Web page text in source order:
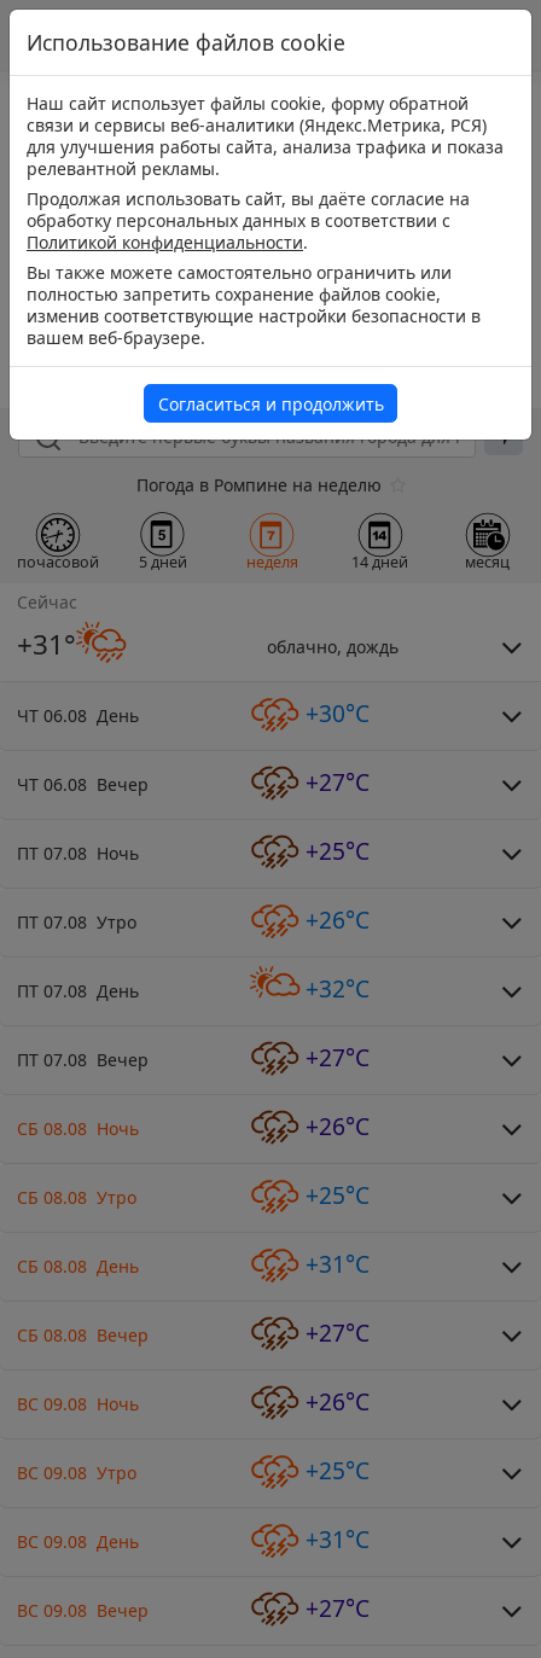
Погода в Ромпине на неделю
почасовой 5 дней неделя 14 дней месяц
Сейчас
+31° облачно, дождь
ЧТ 06.08 День +30°C
ЧТ 06.08 Вечер +27°C
ПТ 07.08 Ночь +25°C
ПТ 07.08 Утро +26°C
ПТ 07.08 День +32°C
ПТ 07.08 Вечер +27°C
СБ 08.08 Ночь +26°C
СБ 08.08 Утро +25°C
СБ 08.08 День +31°C
СБ 08.08 Вечер +27°C
ВС 09.08 Ночь +26°C
ВС 09.08 Утро +25°C
ВС 09.08 День +31°C
ВС 09.08 Вечер +27°C
Использование файлов cookie
Наш сайт использует файлы cookie, форму обратной
связи и сервисы веб-аналитики (Яндекс.Метрика, РСЯ)
для улучшения работы сайта, анализа трафика и показа
релевантной рекламы.
Продолжая использовать сайт, вы даёте согласие на
обработку персональных данных в соответствии с
Политикой конфиденциальности.
Вы также можете самостоятельно ограничить или
полностью запретить сохранение файлов cookie,
изменив соответствующие настройки безопасности в
вашем веб-браузере.
Согласиться и продолжить